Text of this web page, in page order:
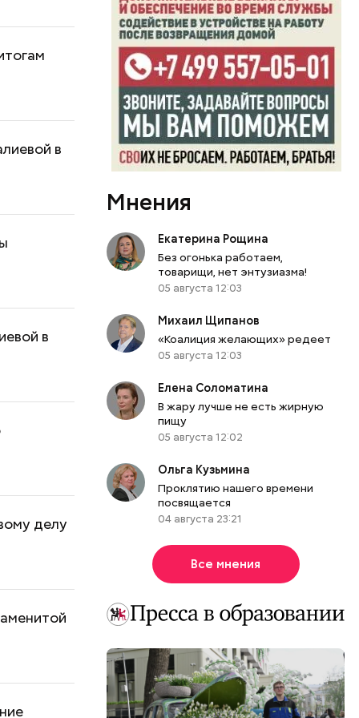
в
в
делу
Мнения
Екатерина Рощина
Без огонька работаем,
товарищи, нет энтузиазма!
05 августа 12:03
Михаил Щипанов
«Коалиция желающих» редеет
05 августа 12:03
Елена Соломатина
В жару лучше не есть жирную
пищу
05 августа 12:02
Ольга Кузьмина
Проклятию нашего времени
посвящается
04 августа 23:21
Все мнения